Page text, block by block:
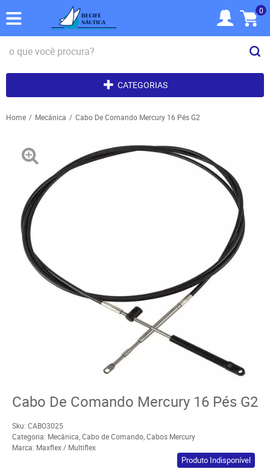
0
CATEGORIAS
Home Mecânica Cabo De Comando Mercury 16 Pés G2
Cabo De Comando Mercury 16 Pés G2
Sku: CABO3025
Categoria: Mecânica,Cabo de Comando,Cabos Mercury
Marca: Maxflex / Multiflex
Produto Indisponível